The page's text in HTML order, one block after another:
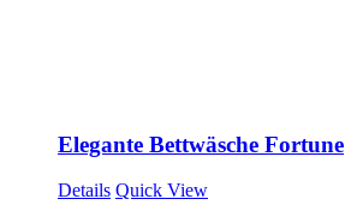
Elegante Bettwäsche Fortune
Details Quick View